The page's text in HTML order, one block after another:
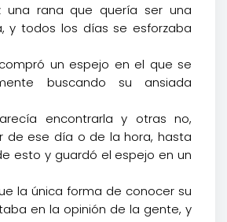
una rana que quería ser una
y todos los días se esforzaba
un espejo en el que se
buscando su ansiada
encontrarla y otras no,
de ese día o de la hora, hasta
esto y guardó el espejo en un
la única forma de conocer su
en la opinión de la gente, y